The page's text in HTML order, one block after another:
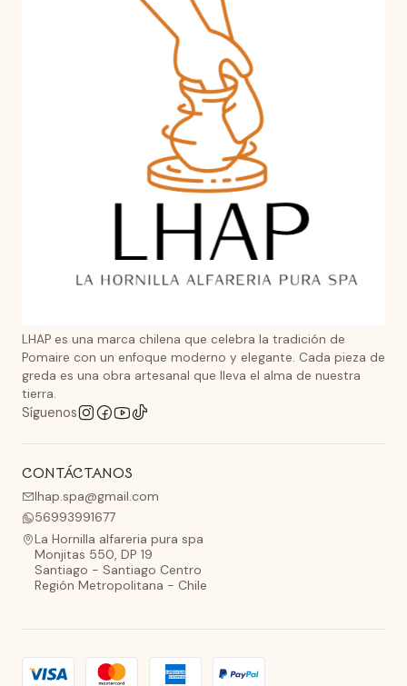
LHAP es una marca chilena que celebra la tradición de
Pomaire con un enfoque moderno y elegante. Cada pieza de
greda es una obra artesanal que lleva el alma de nuestra
tierra.
Síguenos
CONTÁCTANOS
lhap.spa@gmail.com
56993991677
La Hornilla alfareria pura spa
Monjitas 550, DP 19
Santiago - Santiago Centro
Región Metropolitana - Chile